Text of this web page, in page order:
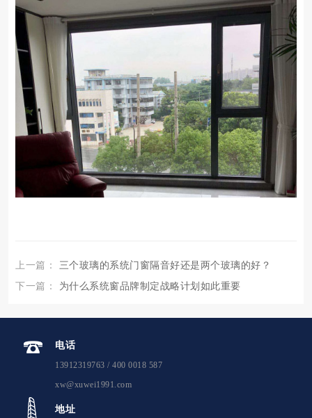
上一篇： 三个玻璃的系统门窗隔音好还是两个玻璃的好？
下一篇： 为什么系统窗品牌制定战略计划如此重要
电话
13912319763 / 400 0018 587
xw@xuwei1991.com
地址